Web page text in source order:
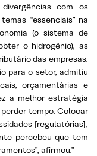
com os
“essenciais” na
(o sistema de
o hidrogênio), as
das empresas.
para o setor, admitiu
orçamentárias e
a melhor estratégia
tempo. Colocar
[regulatórias],
percebeu que tem
afirmou.”